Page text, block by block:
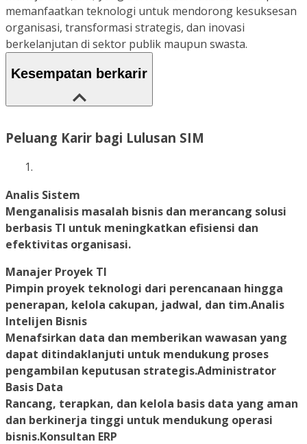
memanfaatkan teknologi untuk mendorong kesuksesan
organisasi, transformasi strategis, dan inovasi
berkelanjutan di sektor publik maupun swasta.
Kesempatan berkarir
Peluang Karir bagi Lulusan SIM
Analis Sistem
Menganalisis masalah bisnis dan merancang solusi
berbasis TI untuk meningkatkan efisiensi dan
efektivitas organisasi.
Manajer Proyek TI
Pimpin proyek teknologi dari perencanaan hingga
penerapan, kelola cakupan, jadwal, dan tim.Analis
Intelijen Bisnis
Menafsirkan data dan memberikan wawasan yang
dapat ditindaklanjuti untuk mendukung proses
pengambilan keputusan strategis.Administrator
Basis Data
Rancang, terapkan, dan kelola basis data yang aman
dan berkinerja tinggi untuk mendukung operasi
bisnis.Konsultan ERP